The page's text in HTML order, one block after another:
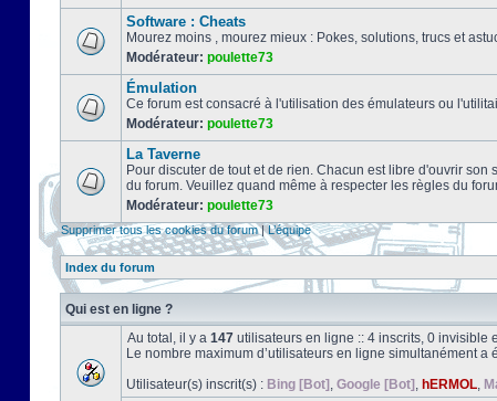
Software : Cheats
Mourez moins , mourez mieux : Pokes, solutions, trucs et
Modérateur: poulette73
Émulation
Ce forum est consacré à l'utilisation des émulateurs ou
Modérateur: poulette73
La Taverne
Pour discuter de tout et de rien. Chacun est libre d'ouvrir
du forum. Veuillez quand même à respecter les règles du
Modérateur: poulette73
Supprimer tous les cookies du forum|L’équipe
Index du forum
Qui est en ligne ?
Au total, il y a 147 utilisateurs en ligne :: 4 inscrits, 0 invisible
Le nombre maximum d’utilisateurs en ligne simultanément a
Utilisateur(s) inscrit(s) : Bing [Bot] , Google [Bot] , hERMOL,